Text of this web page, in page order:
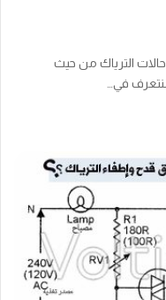
الترياك من حيث
في…